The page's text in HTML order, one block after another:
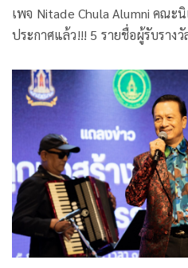
เพจ Nitade Chula Alumni คณะนิเทศศาสตร์ จุฬาฯ โพสต์ว่า
ประกาศแล้ว!!! 5 รายชื่อผู้รับราง
.